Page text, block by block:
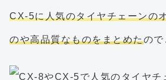
CX-5に人気のタイヤチェーンの
のや高品質なものをまとめたので